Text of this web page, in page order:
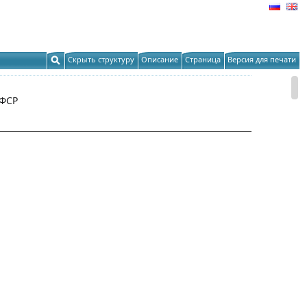
Скрыть структуру Описание Страница Версия для печати